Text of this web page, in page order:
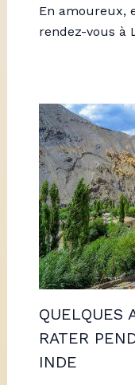
En amoureux,
rendez-vous à
QUELQUES
RATER
INDE